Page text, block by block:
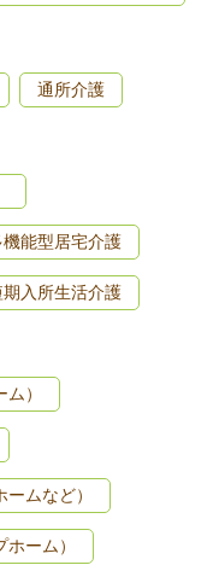
通所介護
能型居宅介護
期入所生活介護
）
ムなど）
ーム）